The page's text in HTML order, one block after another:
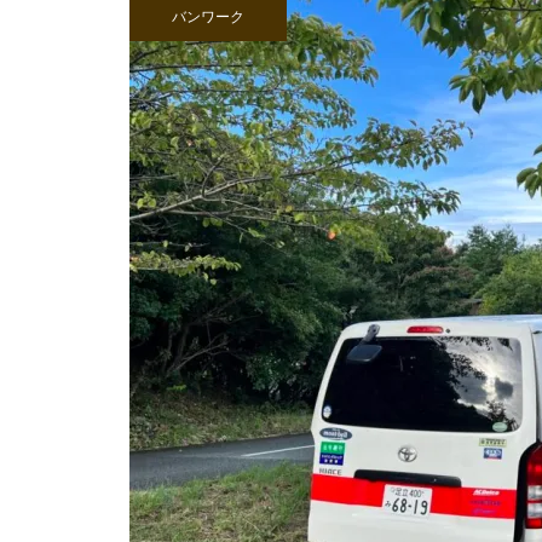
バンワーク